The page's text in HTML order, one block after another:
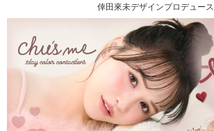
倖田來未デザインプロデュース